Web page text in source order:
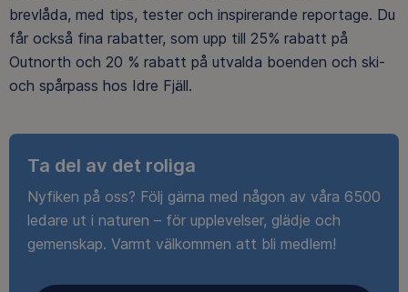
brevlåda, med tips, tester och inspirerande reportage. Du
får också fina rabatter, som upp till 25% rabatt på
Outnorth och 20 % rabatt på utvalda boenden och ski-
och spårpass hos Idre Fjäll.
Ta del av det roliga
Nyfiken på oss? Följ gärna med någon av våra 6500
ledare ut i naturen – för upplevelser, glädje och
gemenskap. Varmt välkommen att bli medlem!